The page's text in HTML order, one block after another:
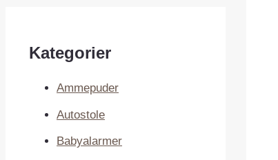
Kategorier
Ammepuder
Autostole
Babyalarmer